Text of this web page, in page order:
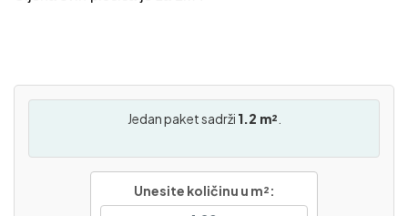
Jedan paket sadrži 1.2 m²
Unesite količinu u m²: